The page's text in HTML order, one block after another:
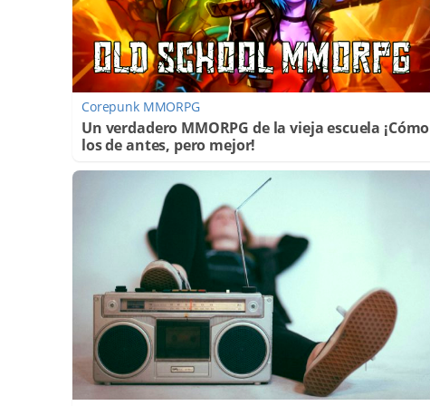
Corepunk MMORPG
Un verdadero MMORPG de la vieja escuela ¡Cómo
los de antes, pero mejor!